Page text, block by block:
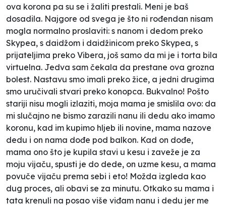
ova korona pa su se i žaliti prestali. Meni je baš
dosadila. Najgore od svega je što ni rođendan nisam
mogla normalno proslaviti: s nanom i dedom preko
Skypea, s daidžom i daidžinicom preko Skypea, s
prijateljima preko Vibera, još samo da mi je i torta bila
virtuelna. Jedva sam čekala da prestane ova grozna
bolest. Nastavu smo imali preko žice, a jedni drugima
smo uručivali stvari preko konopca. Bukvalno! Pošto
stariji nisu mogli izlaziti, moja mama je smislila ovo: da
mi slučajno ne bismo zarazili nanu ili dedu ako imamo
koronu, kad im kupimo hljeb ili novine, mama nazove
dedu i on nama dođe pod balkon. Kad on dođe,
mama ono što je kupila stavi u kesu i zaveže je za
moju vijaču, spusti je do dede, on uzme kesu, a mama
povuče vijaču prema sebi i eto! Možda izgleda kao
dug proces, ali obavi se za minutu. Otkako su mama i
tata krenuli na posao više viđam nanu i dedu jer me